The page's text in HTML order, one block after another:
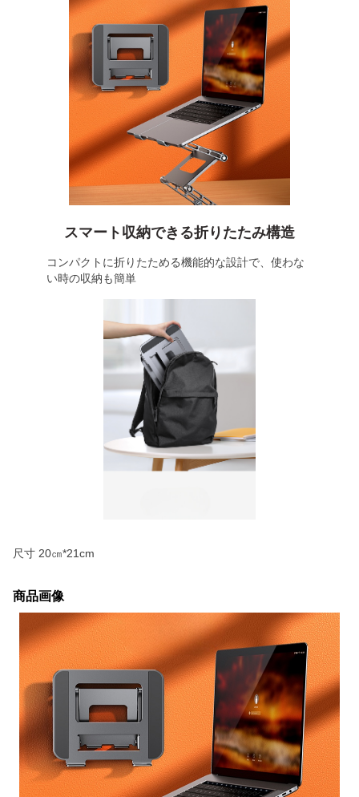
スマート収納できる折りたたみ構造
コンパクトに折りたためる機能的な設計で、使わな
い時の収納も簡単
尺寸 20㎝*21cm
商品画像